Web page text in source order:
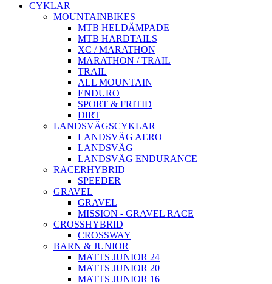
CYKLAR
MOUNTAINBIKES
MTB HELDÄMPADE
MTB HARDTAILS
XC / MARATHON
MARATHON / TRAIL
TRAIL
ALL MOUNTAIN
ENDURO
SPORT & FRITID
DIRT
LANDSVÄGSCYKLAR
LANDSVÄG AERO
LANDSVÄG
LANDSVÄG ENDURANCE
RACERHYBRID
SPEEDER
GRAVEL
GRAVEL
MISSION - GRAVEL RACE
CROSSHYBRID
CROSSWAY
BARN & JUNIOR
MATTS JUNIOR 24
MATTS JUNIOR 20
MATTS JUNIOR 16